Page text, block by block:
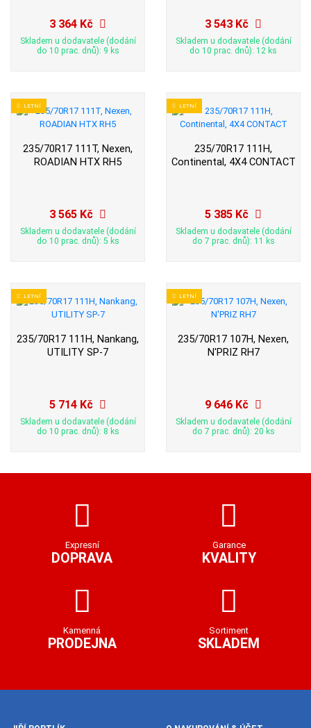
3 364 Kč
Skladem u dodavatele (dodání
do 10 prac. dnů): 9 ks
3 543 Kč
Skladem u dodavatele (dodání
do 10 prac. dnů): 12 ks
LETNÍ
235/70R17 111T, Nexen,
ROADIAN HTX RH5
3 565 Kč
Skladem u dodavatele (dodání
do 10 prac. dnů): 5 ks
LETNÍ
235/70R17 111H,
Continental, 4X4 CONTACT
5 385 Kč
Skladem u dodavatele (dodání
do 7 prac. dnů): 11 ks
LETNÍ
235/70R17 111H, Nankang,
UTILITY SP-7
5 714 Kč
Skladem u dodavatele (dodání
do 10 prac. dnů): 8 ks
LETNÍ
235/70R17 107H, Nexen,
N'PRIZ RH7
9 646 Kč
Skladem u dodavatele (dodání
do 7 prac. dnů): 20 ks
Expresní
DOPRAVA
Garance
KVALITY
Kamenná
PRODEJNA
Sortiment
SKLADEM